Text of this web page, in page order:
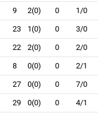
9 2(0) 0 1/0
23 1(0) 0 3/0
22 2(0) 0 2/0
8 0(0) 0 2/1
27 0(0) 0 7/0
29 0(0) 0 4/1